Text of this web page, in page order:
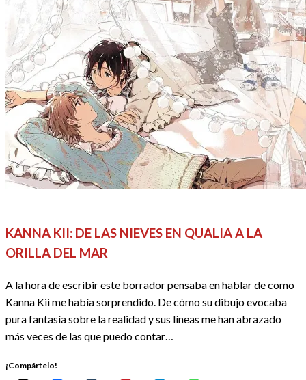
KANNA KII: DE LAS NIEVES EN QUALIA A LA
ORILLA DEL MAR
A la hora de escribir este borrador pensaba en hablar de como
Kanna Kii me había sorprendido. De cómo su dibujo evocaba
pura fantasía sobre la realidad y sus líneas me han abrazado
más veces de las que puedo contar…
¡Compártelo!